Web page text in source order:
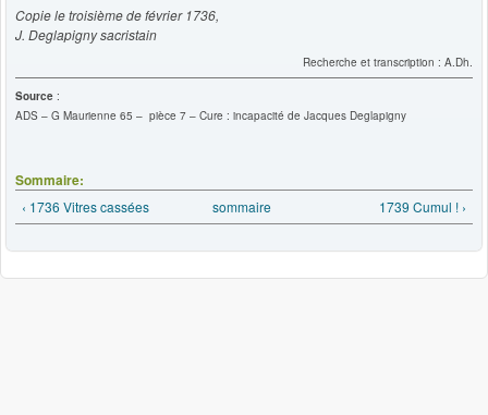
Copie le troisième de février 1736,
J. Deglapigny sacristain
Recherche et transcription : A.Dh.
Source :
ADS – G Maurienne 65 – pièce 7 – Cure : incapacité de Jacques Deglapigny
Sommaire:
‹ 1736 Vitres cassées sommaire 1739 Cumul ! ›